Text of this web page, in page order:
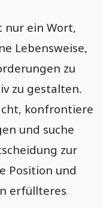
nur ein Wort,
Lebensweise,
zu
zu gestalten.
konfrontiere
und suche
zur
Position und
erfüllteres